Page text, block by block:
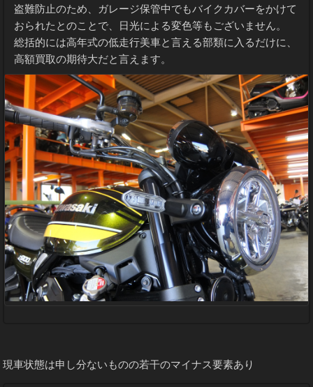
盗難防止のため、ガレージ保管中でもバイクカバーをかけて
おられたとのことで、日光による変色等もございません。
総括的には高年式の低走行美車と言える部類に入るだけに、
高額買取の期待大だと言えます。
現車状態は申し分ないものの若干のマイナス要素あり